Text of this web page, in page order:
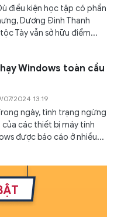
điều kiện học tập có phần
Dương Đình Thanh
Tày vẫn sở hữu điểm...
Windows toàn cầu
07/2024 13:19
ngày, tình trạng ngừng
các thiết bị máy tính
được báo cáo ở nhiều...